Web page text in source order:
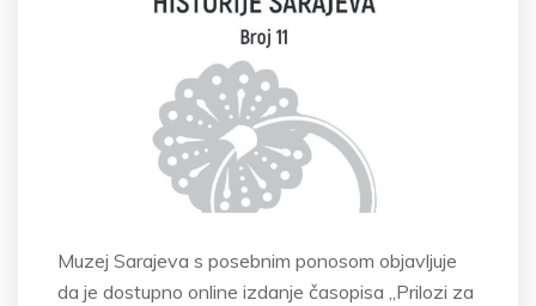
Muzej Sarajeva s posebnim ponosom objavljuje
da je dostupno online izdanje časopisa „Prilozi za